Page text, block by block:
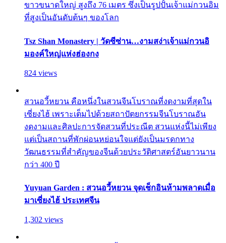
ขาวขนาดใหญ่ สูงถึง 76 เมตร ซึ่งเป็นรูปปั้นเจ้าแม่กวนอิม
ที่สูงเป็นอันดับต้นๆ ของโลก
Tsz Shan Monastery | วัดซีซ่าน…งามสง่าเจ้าแม่กวนอิ
มองค์ใหญ่แห่งฮ่องกง
824 views
สวนอวี้หยวน คือหนึ่งในสวนจีนโบราณที่งดงามที่สุดใน
เซี่ยงไฮ้ เพราะเต็มไปด้วยสถาปัตยกรรมจีนโบราณอัน
งดงามและศิลปะการจัดสวนที่ประณีต สวนแห่งนี้ไม่เพียง
แต่เป็นสถานที่พักผ่อนหย่อนใจแต่ยังเป็นมรดกทาง
วัฒนธรรมที่สำคัญของจีนด้วยประวัติศาสตร์อันยาวนาน
กว่า 400 ปี
Yuyuan Garden : สวนอวี้หยวน จุดเช็กอินห้ามพลาดเมื่อ
มาเซี่ยงไฮ้ ประเทศจีน
1,302 views